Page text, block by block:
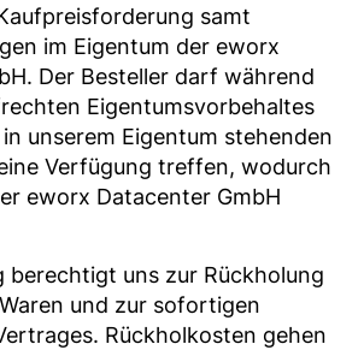
samt
im Eigentum der eworx
Der Besteller darf während
Eigentumsvorbehaltes
unserem Eigentum stehenden
Verfügung treffen, wodurch
eworx Datacenter GmbH
berechtigt uns zur Rückholung
und zur sofortigen
Rückholkosten gehen